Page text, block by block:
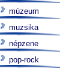
múzeum
muzsika
népzene
pop-rock